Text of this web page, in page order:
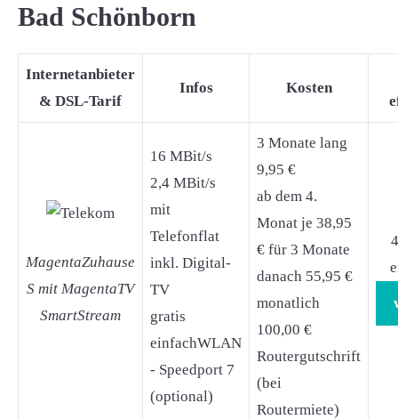
Bad Schönborn
Internetanbieter
& DSL-Tarif
Infos Kosten
MagentaZuhause
S mit MagentaTV
SmartStream
16 MBit/s
2,4 MBit/s
mit
Telefonflat
inkl. Digital-
TV
gratis
einfachWLAN
- Speedport 7
(optional)
3 Monate lang
9,95 €
ab dem 4.
Monat je 38,95
€ für 3 Monate
danach 55,95 €
monatlich
100,00 €
Routergutschrift
(bei
Routermiete)